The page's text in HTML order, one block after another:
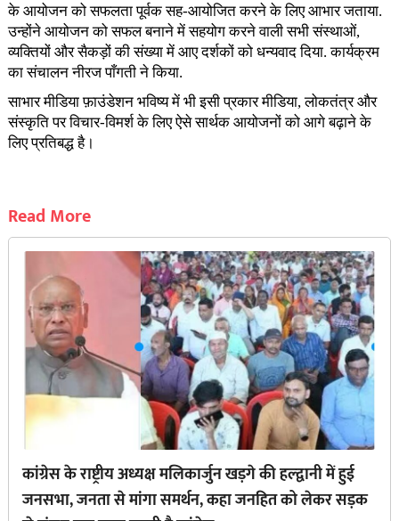
के आयोजन को सफलता पूर्वक सह-आयोजित करने के लिए आभार जताया.
उन्होंने आयोजन को सफल बनाने में सहयोग करने वाली सभी संस्थाओं,
व्यक्तियों और सैकड़ों की संख्या में आए दर्शकों को धन्यवाद दिया. कार्यक्रम
का संचालन नीरज पाँगती ने किया.
साभार मीडिया फ़ाउंडेशन भविष्य में भी इसी प्रकार मीडिया, लोकतंत्र और
संस्कृति पर विचार-विमर्श के लिए ऐसे सार्थक आयोजनों को आगे बढ़ाने के
लिए प्रतिबद्ध है।
Read More
कांग्रेस के राष्ट्रीय अध्यक्ष मलिकार्जुन खड़गे की हल्द्वानी में हुई
जनसभा, जनता से मांगा समर्थन, कहा जनहित को लेकर सड़क